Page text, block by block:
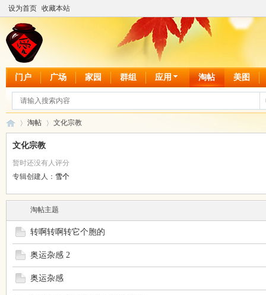
设为首页 收藏本站
门户 广场 家园 群组 应用 淘帖 美图
爱
吱
›
淘帖 文化宗教
文化宗教
暂时还没有人评分
专辑创建人： 雪个
淘帖主题
转啊转啊转它个胞的
奥运杂感 2
奥运杂感